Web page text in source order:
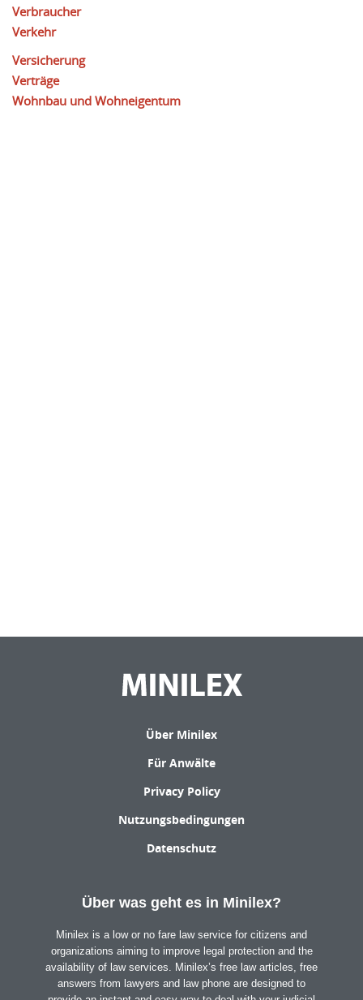
Verbraucher
Verkehr
Versicherung
Verträge
Wohnbau und Wohneigentum
Über Minilex
Für Anwälte
Privacy Policy
Nutzungsbedingungen
Datenschutz
Über was geht es in Minilex?
Minilex is a low or no fare law service for citizens and
organizations aiming to improve legal protection and the
availability of law services. Minilex’s free law articles, free
answers from lawyers and law phone are designed to